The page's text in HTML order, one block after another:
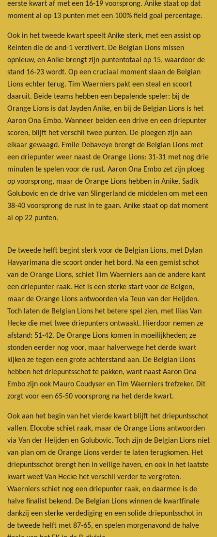
eerste kwart af met een 16-19 voorsprong. Anike staat op dat
moment al op 13 punten met een 100% field goal percentage.
Ook in het tweede kwart speelt Anike sterk, met een assist op
Reinten die de and-1 verzilvert. De Belgian Lions missen
opnieuw, en Anike brengt zijn puntentotaal op 15, waardoor de
stand 16-23 wordt. Op een cruciaal moment slaan de Belgian
Lions echter terug. Tim Waerniers pakt een steal en scoort
daaruit. Beide teams hebben een bepalende speler: bij de
Orange Lions is dat Jayden Anike, en bij de Belgian Lions is het
Aaron Ona Embo. Wanneer beiden een drive en een driepunter
scoren, blijft het verschil twee punten. De ploegen zijn aan
elkaar gewaagd. Emile Debaveye brengt de Belgian Lions met
een driepunter weer naast de Orange Lions: 31-31 met nog drie
minuten te spelen voor de rust. Aaron Ona Embo zet zijn ploeg
op voorsprong, maar de Orange Lions hebben in Anike, Sadik
Golubovic en de drive van Slingerland de middelen om met een
38-40 voorsprong de rust in te gaan. Anike staat op dat moment
al op 22 punten.
De tweede helft begint sterk voor de Belgian Lions, met Dylan
Havyarimana die scoort onder het bord. Na een gemist schot
van de Orange Lions, schiet Tim Waerniers aan de andere kant
een driepunter raak. Het is een sterke start voor de Belgen,
maar de Orange Lions antwoorden via Teun van der Heijden.
Toch laten de Belgian Lions het betere spel zien, met Ilias Van
Hecke die met twee driepunters ontwaakt. Hierdoor nemen ze
afstand: 51-42. De Orange Lions komen in moeilijkheden; ze
stonden eerder nog voor, maar halverwege het derde kwart
kijken ze tegen een grote achterstand aan. De Belgian Lions
hebben het driepuntsschot te pakken, want naast Aaron Ona
Embo zijn ook Mauro Coudyser en Tim Waerniers trefzeker. Dit
zorgt voor een 65-50 voorsprong na het derde kwart.
Ook aan het begin van het vierde kwart blijft het driepuntsschot
vallen. Elocobe schiet raak, maar de Orange Lions antwoorden
via Van der Heijden en Golubovic. Toch zijn de Belgian Lions niet
van plan om de Orange Lions verder te laten terugkomen. Het
driepuntsschot brengt hen in veilige haven, en ook in het laatste
kwart weet Van Hecke het verschil verder te vergroten.
Waerniers schiet nog een driepunter raak, en daarmee is de
halve finalist bekend. De Belgian Lions winnen de kwartfinale
dankzij een sterke verdediging en een solide driepuntsschot in
de tweede helft met 87-65, en spelen morgenavond de halve